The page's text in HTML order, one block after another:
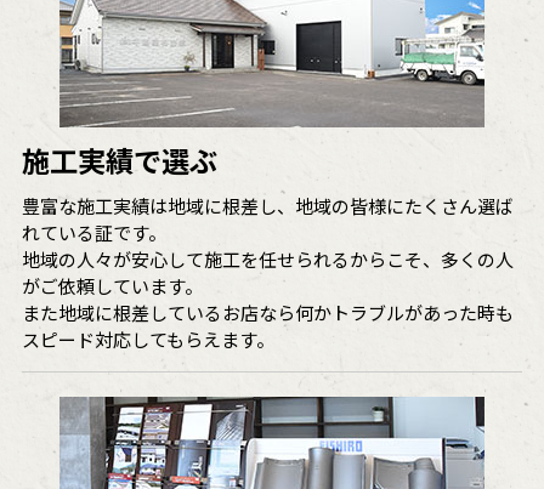
施工実績で選ぶ
豊富な施工実績は地域に根差し、地域の皆様にたくさん選ば
れている証です。
地域の人々が安心して施工を任せられるからこそ、多くの人
がご依頼しています。
また地域に根差しているお店なら何かトラブルがあった時も
スピード対応してもらえます。